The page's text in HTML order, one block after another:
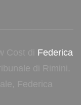
Cost di Federica
di Rimini.
Federica